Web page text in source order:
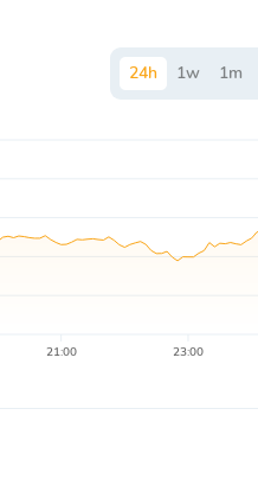
24h 1w 1m
21:00 23:00